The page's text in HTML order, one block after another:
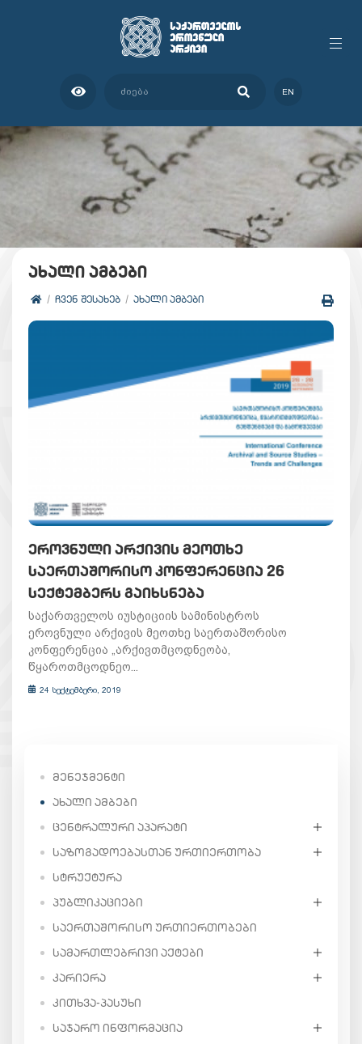
EN
ახალი ამბები
ᲩᲕᲔᲜ ᲨᲔᲡᲐᲮᲔᲑ ᲐᲮᲐᲚᲘ ᲐᲛᲑᲔᲑᲘ
ᲔᲠᲝᲕᲜᲣᲚᲘ ᲐᲠᲥᲘᲕᲘᲡ ᲛᲔᲝᲗᲮᲔ
ᲡᲐᲔᲠᲗᲐᲨᲝᲠᲘᲡᲝ ᲙᲝᲜᲤᲔᲠᲔᲜᲪᲘᲐ 26
ᲡᲔᲥᲢᲔᲛᲑᲔᲠᲡ ᲒᲐᲘᲮᲡᲜᲔᲑᲐ
საქართველოს იუსტიციის სამინისტროს
ეროვნული არქივის მეოთხე საერთაშორისო
კონფერენცია „არქივთმცოდნეობა,
წყაროთმცოდნეო...
24 სექტემბერი, 2019
ᲛᲔᲜᲔᲯᲛᲔᲜᲢᲘ
ᲐᲮᲐᲚᲘ ᲐᲛᲑᲔᲑᲘ
ᲪᲔᲜᲢᲠᲐᲚᲣᲠᲘ ᲐᲞᲐᲠᲐᲢᲘ
ᲡᲐᲖᲝᲒᲐᲓᲝᲔᲑᲐᲡᲗᲐᲜ ᲣᲠᲗᲘᲔᲠᲗᲝᲑᲐ
ᲡᲢᲠᲣᲥᲢᲣᲠᲐ
ᲞᲣᲑᲚᲘᲙᲐᲪᲘᲔᲑᲘ
ᲡᲐᲔᲠᲗᲐᲨᲝᲠᲘᲡᲝ ᲣᲠᲗᲘᲔᲠᲗᲝᲑᲔᲑᲘ
ᲡᲐᲛᲐᲠᲗᲚᲔᲑᲠᲘᲕᲘ ᲐᲥᲢᲔᲑᲘ
ᲙᲐᲠᲘᲔᲠᲐ
ᲙᲘᲗᲮᲕᲐ-ᲞᲐᲡᲣᲮᲘ
ᲡᲐᲯᲐᲠᲝ ᲘᲜᲤᲝᲠᲛᲐᲪᲘᲐ